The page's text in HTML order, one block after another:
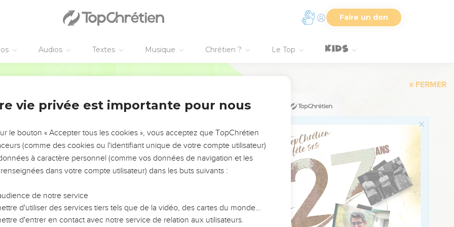
Faire un don
Audios Textes Musique Chrétien ? Le Top
a commencé, il a commandé, et cela est arrivé.
plans des peuples, il détruit tous leurs projets.
qui a le SEIGNEUR comme Dieu ! Il est heureux, le peuple que le SEIGNEUR a choisi
il observe tous les habitants de la terre.
pas sauvé par sa puissante armée, le héros n’est pas délivré par sa grande énergie.
pour la victoire, sa grande force ne sauve pas le cavalier.
sur ceux qui le respectent, sur ceux qui espèrent en son amour.
le SEIGNEUR, il est notre secours et notre bouclier.
de lui, nous avons confiance dans le Dieu saint.
vie privée est importante pour nous
le bouton « Accepter tous les cookies », vous acceptez que TopChrétien
(comme des cookies ou l'identifiant unique de votre compte utilisateur)
à caractère personnel (comme vos données de navigation et les
dans votre compte utilisateur) dans les buts suivants :
de notre service
d'utiliser des services tiers tels que de la vidéo, des cartes du monde…
d'entrer en contact avec notre service de relation aux utilisateurs.